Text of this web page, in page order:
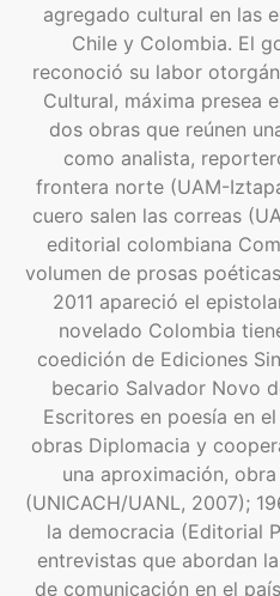
agregado cultural en las
Chile y Colombia. El
reconoció su labor
Cultural, máxima presea
dos obras que reúnen
como analista,
frontera norte (UAM-
cuero salen las correas
editorial colombiana
volumen de prosas
2011 apareció el
novelado Colombia
coedición de Ediciones
becario Salvador Novo
Escritores en poesía en
obras Diplomacia y
una aproximación,
(UNICACH/UANL, 2007);
la democracia (Editorial
entrevistas que abordan
de comunicación en el